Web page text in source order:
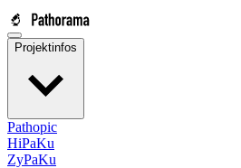
Projektinfos
Pathopic
HiPaKu
ZyPaKu